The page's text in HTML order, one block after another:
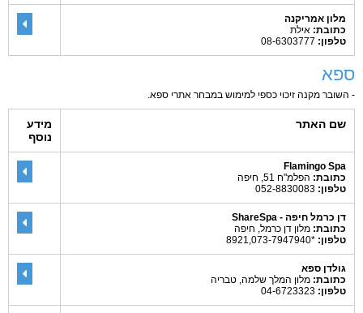
מלון אמריקנה
כתובת: אילת
טלפון:
ספא
- השובר מקנה זיכוי כספי למימוש במבחר אתרי ספא.
שם האתר
מידע
נוסף
Flamingo Spa
כתובת: הפלמ"ח 51, חיפה
טלפון:
דן כרמל חיפה - ShareSpa
כתובת: מלון דן כרמל, חיפה
טלפון: *8921,073-7947940
גולדן ספא
כתובת: מלון המלך שלמה, טבריה
טלפון: